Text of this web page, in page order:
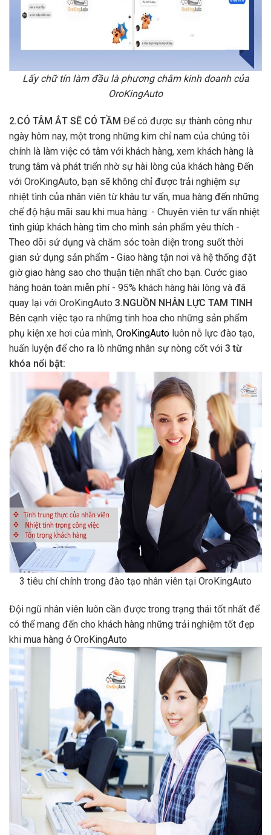
Lấy chữ tín làm đầu là phương châm kinh doanh của
OroKingAuto
2.CÓ TÂM ẮT SẼ CÓ TẦM Để có được sự thành công như
ngày hôm nay, một trong những kim chỉ nam của chúng tôi
chính là làm việc có tâm với khách hàng, xem khách hàng là
trung tâm và phát triển nhờ sự hài lòng của khách hàng Đến
với OroKingAuto, bạn sẽ không chỉ được trải nghiệm sự
nhiệt tình của nhân viên từ khâu tư vấn, mua hàng đến những
chế độ hậu mãi sau khi mua hàng: - Chuyên viên tư vấn nhiệt
tình giúp khách hàng tìm cho mình sản phẩm yêu thích -
Theo dõi sử dụng và chăm sóc toàn diện trong suốt thời
gian sử dụng sản phẩm - Giao hàng tận nơi và hệ thống đặt
giờ giao hàng sao cho thuận tiện nhất cho bạn. Cước giao
hàng hoàn toàn miễn phí - 95% khách hàng hài lòng và đã
quay lại với OroKingAuto 3.NGUỒN NHÂN LỰC TAM TINH
Bên cạnh việc tạo ra những tinh hoa cho những sản phẩm
phụ kiện xe hơi của mình, OroKingAuto luôn nỗ lực đào tạo,
huấn luyện để cho ra lò những nhân sự nòng cốt với 3 từ
khóa nổi bật:
3 tiêu chí chính trong đào tạo nhân viên tại OroKingAuto
Đội ngũ nhân viên luôn cần được trong trạng thái tốt nhất để
có thể mang đến cho khách hàng những trải nghiệm tốt đẹp
khi mua hàng ở OroKingAuto